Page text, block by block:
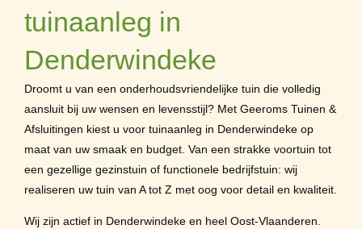
tuinaanleg in
Denderwindeke
Droomt u van een onderhoudsvriendelijke tuin die volledig
aansluit bij uw wensen en levensstijl? Met Geeroms Tuinen &
Afsluitingen kiest u voor tuinaanleg in Denderwindeke op
maat van uw smaak en budget. Van een strakke voortuin tot
een gezellige gezinstuin of functionele bedrijfstuin: wij
realiseren uw tuin van A tot Z met oog voor detail en kwaliteit.
Wij zijn actief in Denderwindeke en heel Oost-Vlaanderen.